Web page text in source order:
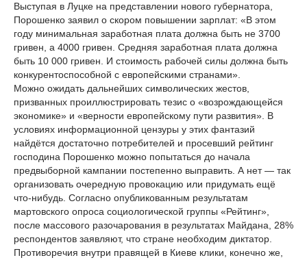
Выступая в Луцке на представлении нового губернатора,
Порошенко заявил о скором повышении зарплат: «В этом
году минимальная заработная плата должна быть не 3700
гривен, а 4000 гривен. Средняя заработная плата должна
быть 10 000 гривен. И стоимость рабочей силы должна быть
конкурентоспособной с европейскими странами».
Можно ожидать дальнейших символических жестов,
призванных проиллюстрировать тезис о «возрождающейся
экономике» и «верности европейскому пути развития». В
условиях информационной цензуры у этих фантазий
найдётся достаточно потребителей и просевший рейтинг
господина Порошенко можно попытаться до начала
предвыборной кампании постепенно выправить. А нет — так
организовать очередную провокацию или придумать ещё
что-нибудь. Согласно опубликованным результатам
мартовского опроса социологической группы «Рейтинг»,
после массового разочарования в результатах Майдана, 28%
респондентов заявляют, что стране необходим диктатор.
Противоречия внутри правящей в Киеве клики, конечно же,